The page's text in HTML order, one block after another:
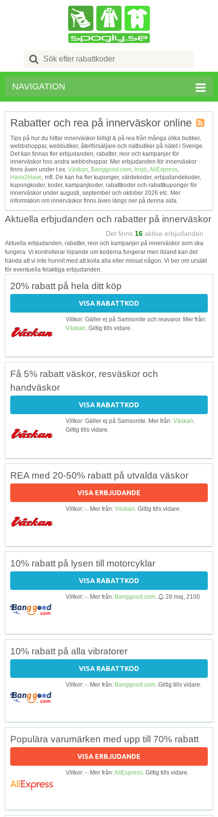
Search
for:
NAVIGATION
Tagg
RSS
Rabatter och rea på innerväskor online
Tips på hur du hittar innerväskor billigt & på rea från många olika butiker,
webbshoppar, webbutiker, återförsäljare och nätbutiker på nätet i Sverige.
Det kan finnas fler erbjudanden, rabatter, reor och kampanjer för
innerväskor hos andra webbshoppar. Mer erbjudanden för innerväskor
finns även under t.ex. Väskan, Banggood.com, Insjö,AliExpress,
Have2Have, mfl. De kan ha fler kuponger, värdekoder, erbjudandekoder,
kupongkoder, koder, kampanjkoder, rabattkoder och rabattkuponger för
innerväskor under augusti, september och oktober 2026 etc. Mer
information om innerväskor finns även längs ner på denna sida.
Aktuella erbjudanden och rabatter på innerväskor
Det finns 16 aktiva erbjudanden
Aktuella erbjudanden, rabatter, reor och kampanjer på innerväskor som ska
fungera. Vi kontrollerar löpande om koderna fungerar men ibland kan det
hända att vi inte hunnit med att kolla alla eller missat någon. Vi ber om ursäkt
för eventuella felaktiga erbjudanden.
20% rabatt på hela ditt köp
VISA RABATTKOD
Villkor: Gäller ej på Samsonite och reavaror. Mer från:
Väskan. Giltig tills vidare.
Få 5% rabatt väskor, resväskor och
handväskor
VISA RABATTKOD
Villkor: Gäller ej på Samsonite. Mer från: Väskan.
Giltig tills vidare.
REA med 20-50% rabatt på utvalda väskor
VISA ERBJUDANDE
Villkor: -. Mer från: Väskan. Giltig tills vidare.
10% rabatt på lysen till motorcyklar
VISA RABATTKOD
Villkor: -. Mer från: Banggood.com. 28 maj, 2100
10% rabatt på alla vibratorer
VISA RABATTKOD
Villkor: -. Mer från: Banggood.com. Giltig tills vidare.
Populära varumärken med upp till 70% rabatt
VISA ERBJUDANDE
Villkor: -. Mer från:AliExpress. Giltig tills vidare.